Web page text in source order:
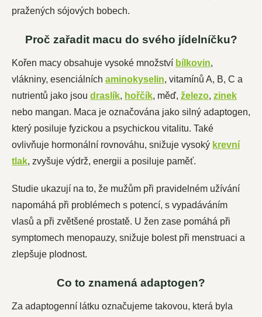
pražených sójových bobech.
Proč zařadit macu do svého jídelníčku?
Kořen macy obsahuje vysoké množství bílkovin,
vlákniny, esenciálních aminokyselin, vitamínů A, B, C a
nutrientů jako jsou draslík, hořčík, měď, železo, zinek
nebo mangan. Maca je označována jako silný adaptogen,
který posiluje fyzickou a psychickou vitalitu. Také
ovlivňuje hormonální rovnováhu, snižuje vysoký krevní
tlak, zvyšuje výdrž, energii a posiluje paměť.
Studie ukazují na to, že mužům při pravidelném užívání
napomáhá při problémech s potencí, s vypadáváním
vlasů a při zvětšené prostatě. U žen zase pomáhá při
symptomech menopauzy, snižuje bolest při menstruaci a
zlepšuje plodnost.
Co to znamená adaptogen?
Za adaptogenní látku označujeme takovou, která byla